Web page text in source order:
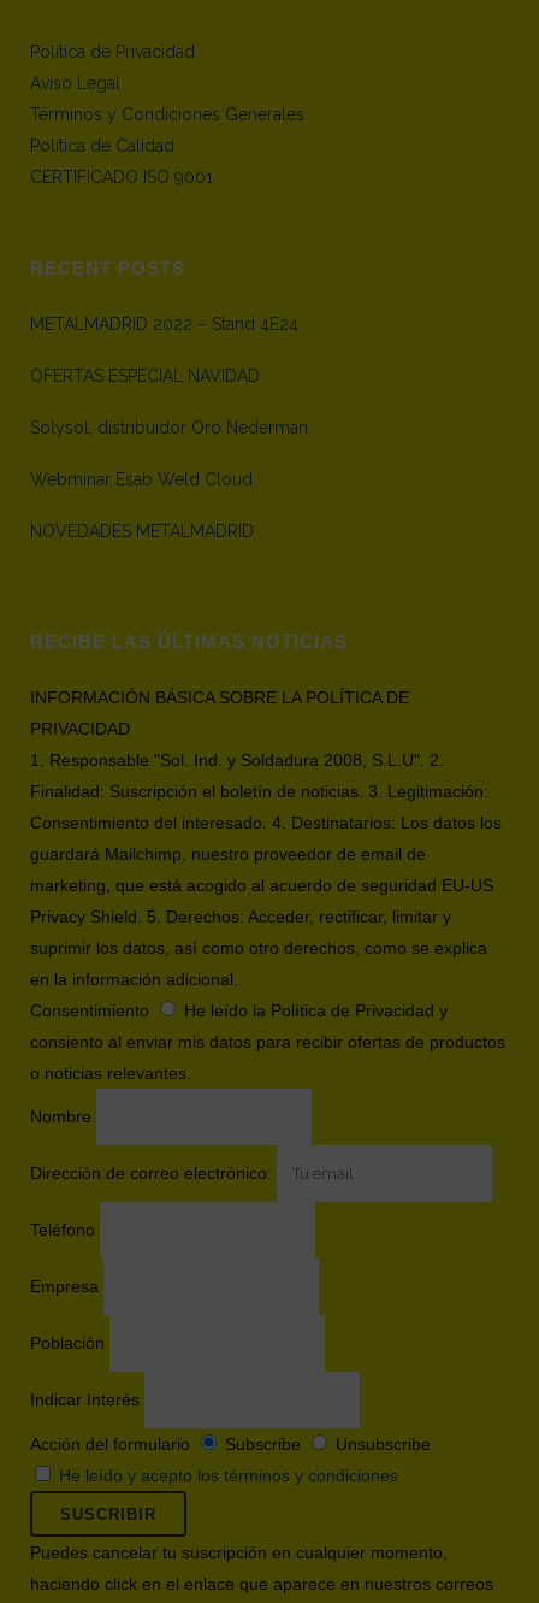
Política de Privacidad
Aviso Legal
Términos y Condiciones Generales
Política de Calidad
CERTIFICADO ISO 9001
RECENT POSTS
METALMADRID 2022 – Stand 4E24
OFERTAS ESPECIAL NAVIDAD
Solysol, distribuidor Oro Nederman
Webminar Esab Weld Cloud
NOVEDADES METALMADRID
RECIBE LAS ÚLTIMAS NOTICIAS
INFORMACIÓN BÁSICA SOBRE LA POLÍTICA DE
PRIVACIDAD
1. Responsable "Sol. Ind. y Soldadura 2008, S.L.U". 2.
Finalidad: Suscripción el boletín de noticias. 3. Legitimación:
Consentimiento del interesado. 4. Destinatarios: Los datos los
guardará Mailchimp, nuestro proveedor de email de
marketing, que está acogido al acuerdo de seguridad EU-US
Privacy Shield. 5. Derechos: Acceder, rectificar, limitar y
suprimir los datos, así como otro derechos, como se explica
en la información adicional.
Consentimiento
He leído la Política de Privacidad y
consiento al enviar mis datos para recibir ofertas de productos
o noticias relevantes.
Nombre
Dirección de correo electrónico:
Teléfono
Empresa
Población
Indicar Interés
Acción del formulario Subscribe
Unsubscribe
He leído y acepto los términos y condiciones
Puedes cancelar tu suscripción en cualquier momento,
haciendo click en el enlace que aparece en nuestros correos